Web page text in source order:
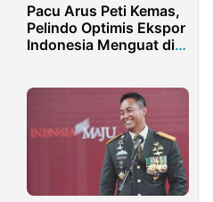
Pacu Arus Peti Kemas,
Pelindo Optimis Ekspor
Indonesia Menguat di